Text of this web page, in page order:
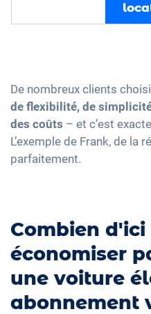
De nombreux clients
de flexibilité, de
des coûts – et c’est
L’exemple de Frank, de la
parfaitement.
Combien
économiser
une voiture
abonnement